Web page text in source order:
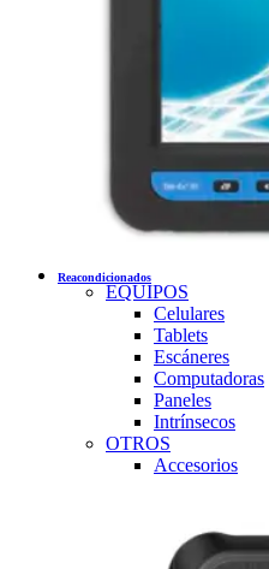
Reacondicionados
EQUIPOS
Celulares
Tablets
Escáneres
Computadoras
Paneles
Intrínsecos
OTROS
Accesorios